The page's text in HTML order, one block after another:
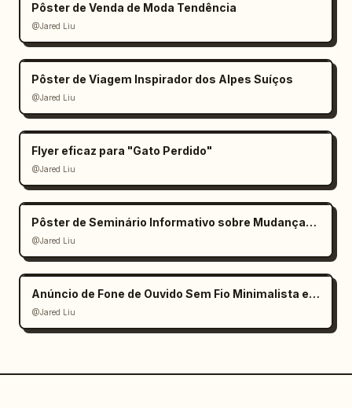
Pôster de Venda de Moda Tendência
@Jared Liu
Pôster de Viagem Inspirador dos Alpes Suíços
@Jared Liu
Flyer eficaz para "Gato Perdido"
@Jared Liu
Pôster de Seminário Informativo sobre Mudanças Climáticas
@Jared Liu
Anúncio de Fone de Ouvido Sem Fio Minimalista e Elegante
@Jared Liu